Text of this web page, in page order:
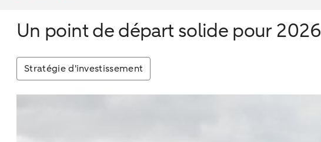
Un point de départ solide pour 2026
Stratégie d'investissement